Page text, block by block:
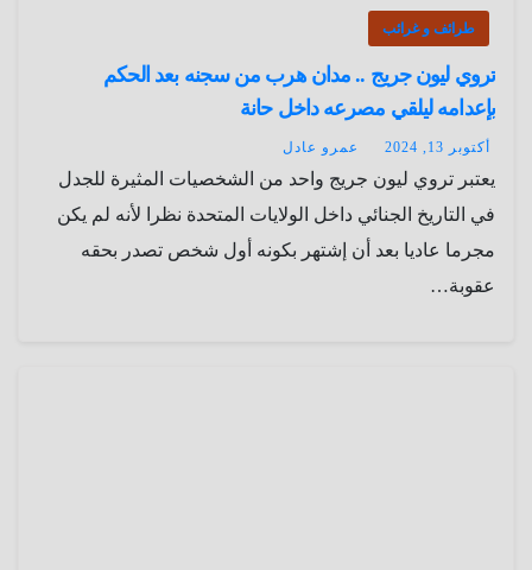
طرائف و غرائب
تروي ليون جريج .. مدان هرب من سجنه بعد الحكم
بإعدامه ليلقي مصرعه داخل حانة
أكتوبر 13, 2024 عمرو عادل
يعتبر تروي ليون جريج واحد من الشخصيات المثيرة للجدل
في التاريخ الجنائي داخل الولايات المتحدة نظرا لأنه لم يكن
مجرما عاديا بعد أن إشتهر بكونه أول شخص تصدر بحقه
عقوبة…